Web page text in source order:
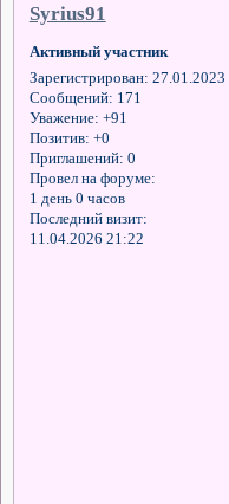
Syrius91
Активный участник
Зарегистрирован: 27.01.2023
Сообщений: 171
Уважение: +91
Позитив: +0
Приглашений: 0
Провел на форуме:
1 день 0 часов
Последний визит:
11.04.2026 21:22